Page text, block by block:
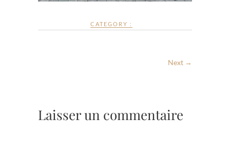
CATEGORY :
Next →
Laisser un commentaire